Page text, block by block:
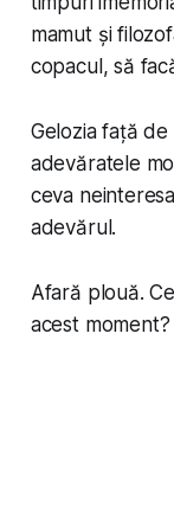
mamut și
copacul, să
Gelozia față
adevăratele
ceva
adevărul.
Afară plouă.
acest moment?